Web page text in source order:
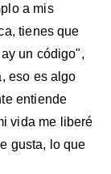
a mis
tienes que
un código",
eso es algo
entiende
vida me liberé
gusta, lo que